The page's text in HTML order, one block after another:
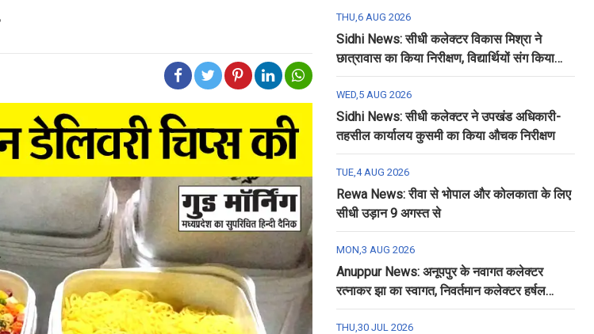
THU,6 AUG 2026
Sidhi News: सीधी कलेक्टर विकास मिश्रा ने
छात्रावास का किया निरीक्षण, विद्यार्थियों संग किया
रात्रि भोजन
WED,5 AUG 2026
Sidhi News: सीधी कलेक्टर ने उपखंड अधिकारी-
तहसील कार्यालय कुसमी का किया औचक निरीक्षण
TUE,4 AUG 2026
Rewa News: रीवा से भोपाल और कोलकाता के लिए
सीधी उड़ान 9 अगस्त से
MON,3 AUG 2026
Anuppur News: अनूपपुर के नवागत कलेक्टर
रत्नाकर झा का स्वागत, निवर्तमान कलेक्टर हर्षल
पंचोली को दी गई विदाई
THU,30 JUL 2026